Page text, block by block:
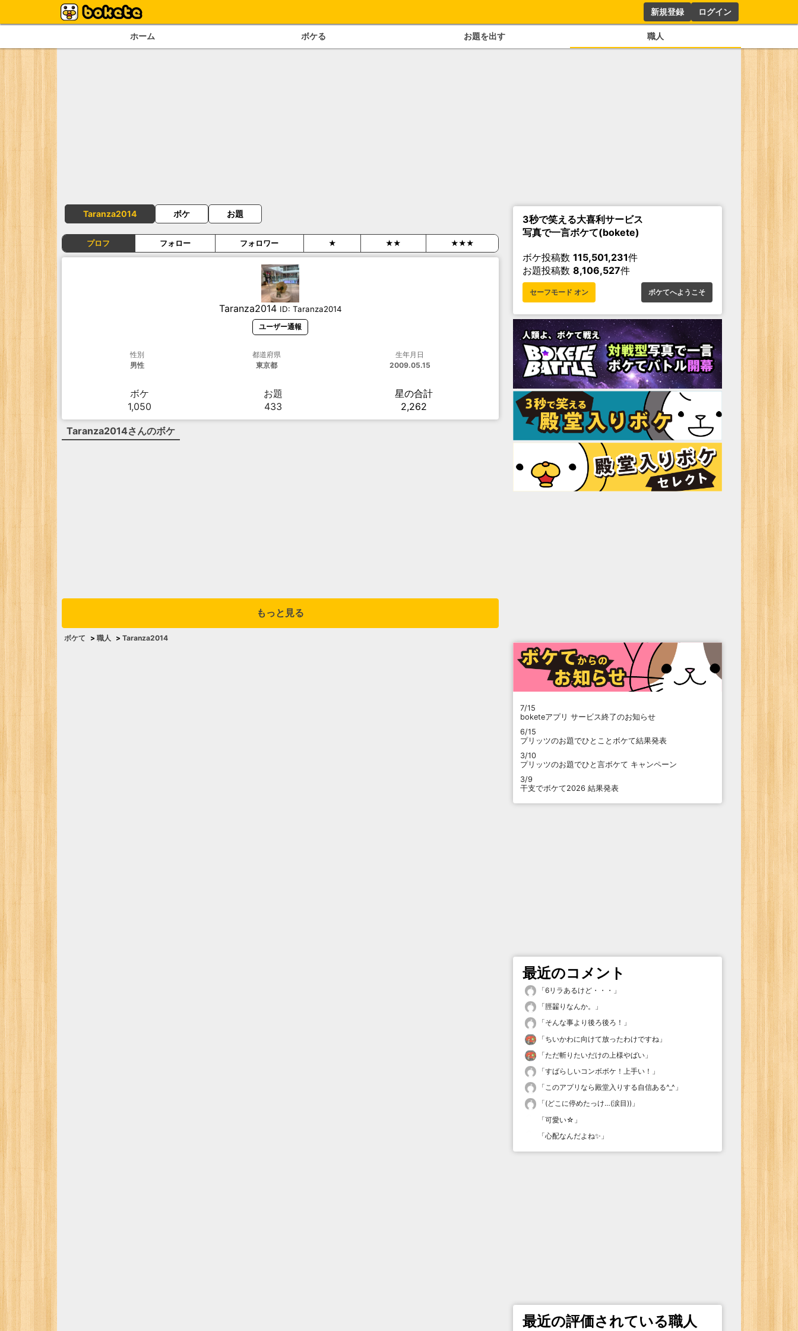
新規登録 ログイン
ホーム ボケる お題を出す 職人
Taranza2014 ボケ お題
プロフ フォロー フォロワー ★ ★★ ★★★
Taranza2014 ID: Taranza2014
ユーザー通報
性別
男性
都道府県
東京都
生年月日
2009.05.15
ボケ
1,050
お題
433
星の合計
2,262
Taranza2014さんのボケ
もっと見る
ボケて > 職人 > Taranza2014
3秒で笑える大喜利サービス
写真で一言ボケて(bokete)
ボケ投稿数 115,501,231件
お題投稿数 8,106,527件
セーフモード オン ボケてへようこそ
7/15
boketeアプリ サービス終了のお知らせ
6/15
プリッツのお題でひとことボケて結果発表
3/10
プリッツのお題でひと言ボケて キャンペーン
3/9
干支でボケて2026 結果発表
最近のコメント
「6リラあるけど・・・ 」
「脛齧りなんか。
」
「そんな事より後ろ後ろ！ 」
「ちいかわに向けて放ったわけですね 」
「ただ斬りたいだけの上様やばい 」
「すばらしいコンボボケ！上手い！ 」
「このアプリなら殿堂入りする自信ある^_^ 」
「(どこに停めたっけ…(涙目)) 」
「可愛い☆ 」
「心配なんだよね✨ 」
最近の評価されている職人